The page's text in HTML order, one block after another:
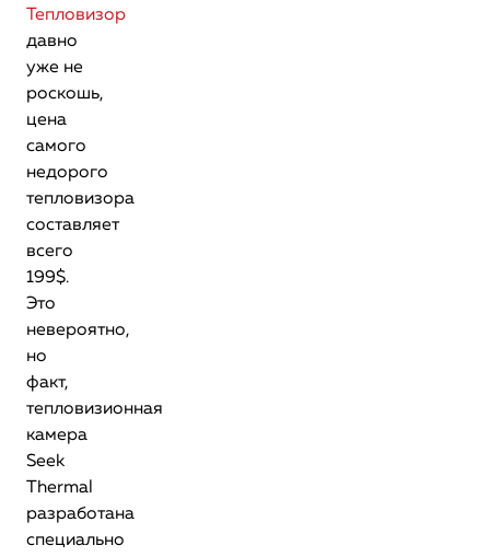
Тепловизор
давно
уже не
роскошь,
цена
самого
недорого
тепловизора
составляет
всего
199$.
Это
невероятно,
но
факт,
тепловизионная
камера
Seek
Thermal
разработана
специально